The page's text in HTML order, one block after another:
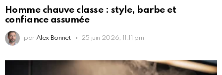
Homme chauve classe : style, barbe et
confiance assumée
par Alex Bonnet 25 juin 2026, 11:11 pm